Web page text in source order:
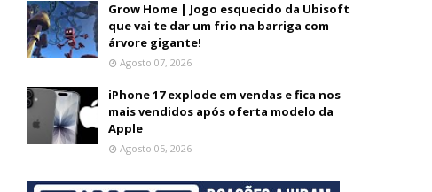
Grow Home | Jogo esquecido da Ubisoft
que vai te dar um frio na barriga com
árvore gigante!
Agosto 07, 2026
iPhone 17 explode em vendas e fica nos
mais vendidos após oferta modelo da
Apple
Agosto 05, 2026